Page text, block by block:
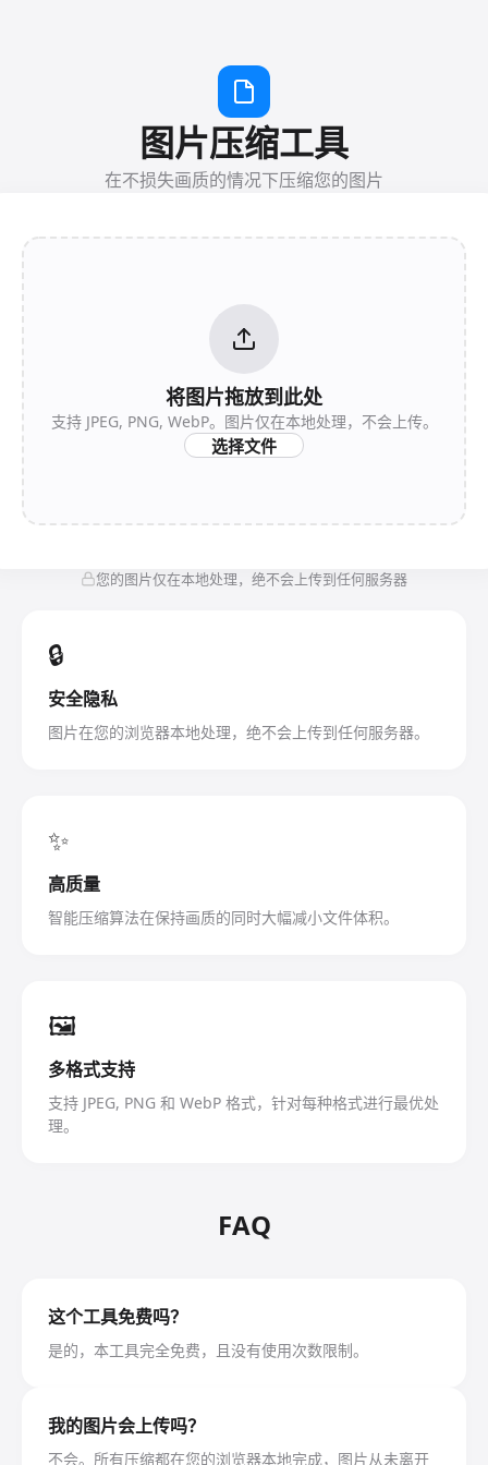
图片压缩工具
在不损失画质的情况下压缩您的图片
将图片拖放到此处
支持 JPEG, PNG, WebP。图片仅在本地处理，不会上传。
选择文件
您的图片仅在本地处理，绝不会上传到任何服务器
🔒
安全隐私
图片在您的浏览器本地处理，绝不会上传到任何服务器。
✨
高质量
智能压缩算法在保持画质的同时大幅减小文件体积。
🖼️
多格式支持
支持 JPEG, PNG 和 WebP 格式，针对每种格式进行最优处
理。
FAQ
这个工具免费吗？
是的，本工具完全免费，且没有使用次数限制。
我的图片会上传吗？
不会。所有压缩都在您的浏览器本地完成，图片从未离开